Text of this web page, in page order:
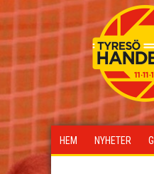
HEM NYHETER